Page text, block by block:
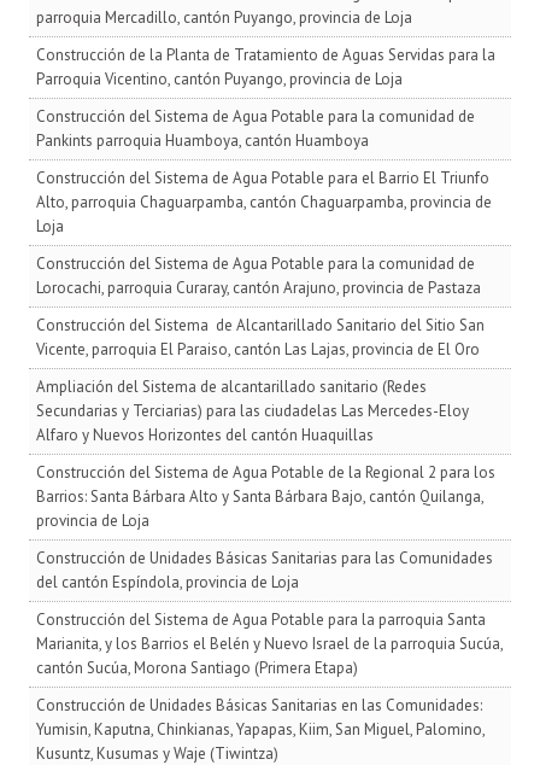
parroquia Mercadillo, cantón Puyango, provincia de Loja
Construcción de la Planta de Tratamiento de Aguas Servidas para la
Parroquia Vicentino, cantón Puyango, provincia de Loja
Construcción del Sistema de Agua Potable para la comunidad de
Pankints parroquia Huamboya, cantón Huamboya
Construcción del Sistema de Agua Potable para el Barrio El Triunfo
Alto, parroquia Chaguarpamba, cantón Chaguarpamba, provincia de
Loja
Construcción del Sistema de Agua Potable para la comunidad de
Lorocachi, parroquia Curaray, cantón Arajuno, provincia de Pastaza
Construcción del Sistema de Alcantarillado Sanitario del Sitio San
Vicente, parroquia El Paraiso, cantón Las Lajas, provincia de El Oro
Ampliación del Sistema de alcantarillado sanitario (Redes
Secundarias y Terciarias) para las ciudadelas Las Mercedes-Eloy
Alfaro y Nuevos Horizontes del cantón Huaquillas
Construcción del Sistema de Agua Potable de la Regional 2 para los
Barrios: Santa Bárbara Alto y Santa Bárbara Bajo, cantón Quilanga,
provincia de Loja
Construcción de Unidades Básicas Sanitarias para las Comunidades
del cantón Espíndola, provincia de Loja
Construcción del Sistema de Agua Potable para la parroquia Santa
Marianita, y los Barrios el Belén y Nuevo Israel de la parroquia Sucúa,
cantón Sucúa, Morona Santiago (Primera Etapa)
Construcción de Unidades Básicas Sanitarias en las Comunidades:
Yumisin, Kaputna, Chinkianas, Yapapas, Kiim, San Miguel, Palomino,
Kusuntz, Kusumas y Waje (Tiwintza)